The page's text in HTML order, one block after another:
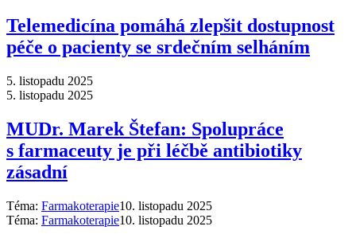
Telemedicína pomáhá zlepšit dostupnost
péče o pacienty se srdečním selháním
5. listopadu 2025
5. listopadu 2025
MUDr. Marek Štefan: Spolupráce
s farmaceuty je při léčbě antibiotiky
zásadní
Téma: Farmakoterapie10. listopadu 2025
Téma: Farmakoterapie10. listopadu 2025